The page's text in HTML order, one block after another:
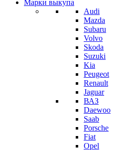
Марки выкупа
Audi
Mazda
Subaru
Volvo
Skoda
Suzuki
Kia
Peugeot
Renault
Jaguar
ВАЗ
Daewoo
Saab
Porsche
Fiat
Opel